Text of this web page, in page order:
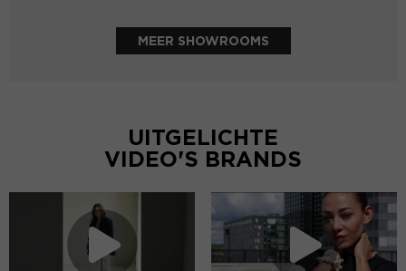
MEER SHOWROOMS
UITGELICHTE
VIDEO'S BRANDS